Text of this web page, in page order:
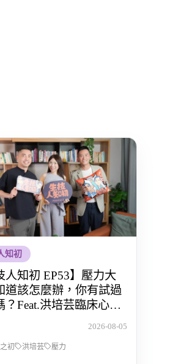
知初
人知初 EP53】壓力大
道該怎麼辦，你有試過
？Feat.洪培芸臨床心理
2026-08-05
初 洪培芸 壓力